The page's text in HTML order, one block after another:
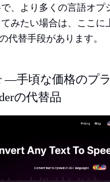
、より多くの言語オプ
みたい場合は、ここに
代替手段があります。
—手頃な価格のプ
の代替品